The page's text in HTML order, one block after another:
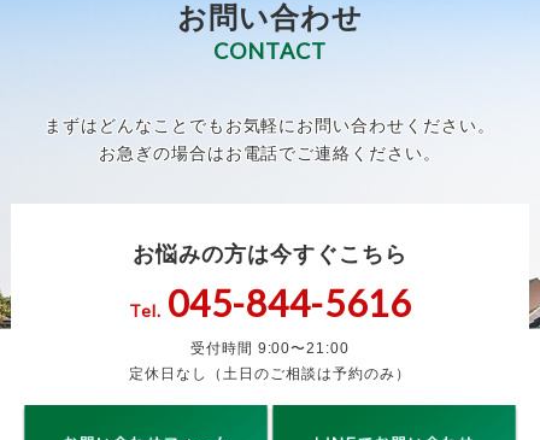
お問い合わせ
CONTACT
まずはどんなことでもお気軽にお問い合わせください。
お急ぎの場合はお電話でご連絡ください。
お悩みの方は今すぐこちら
Tel. 045-844-5616
受付時間 9:00〜21:00
定休日なし（土日のご相談は予約のみ）